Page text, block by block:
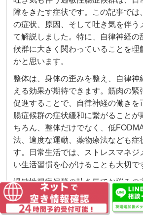
障をきたす症状です。この記事では
の症状、原因、そして吐き気を伴う
て解説しました。特に、自律神経の
候群に大きく関わっていることを理
かと思います。
整体は、身体の歪みを整え、自律神
える効果が期待できます。筋肉の緊
促進することで、自律神経の働きを
腸症候群の症状緩和に繋がることが
ちろん、整体だけでなく、低
法、適度な運動、薬物療法なども症
す。日常生活では、ストレスマネジ
い生活習慣を心がけることも大切で
過敏性腸症候群の吐き気でお悩みの
法を組み合わせて、ご自身に合った
とが重要です。何かお困りごとがあ